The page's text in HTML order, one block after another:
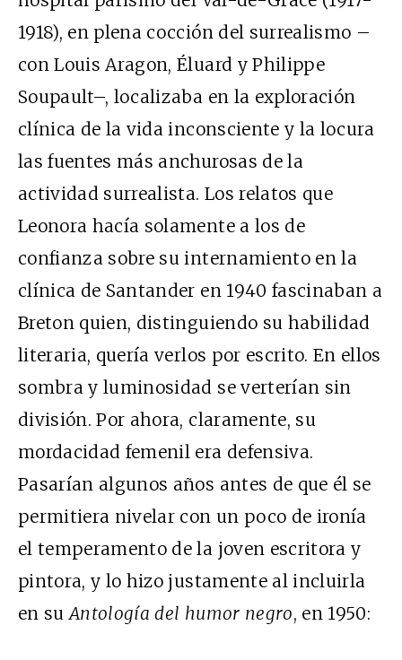
1918), en plena cocción del surrealismo –
con Louis Aragon, Éluard y Philippe
Soupault–, localizaba en la exploración
clínica de la vida inconsciente y la locura
las fuentes más anchurosas de la
actividad surrealista. Los relatos que
Leonora hacía solamente a los de
confianza sobre su internamiento en la
clínica de Santander en 1940 fascinaban a
Breton quien, distinguiendo su habilidad
literaria, quería verlos por escrito. En ellos
sombra y luminosidad se verterían sin
división. Por ahora, claramente, su
mordacidad femenil era defensiva.
Pasarían algunos años antes de que él se
permitiera nivelar con un poco de ironía
el temperamento de la joven escritora y
pintora, y lo hizo justamente al incluirla
en suAntología del humor negro, en 1950: